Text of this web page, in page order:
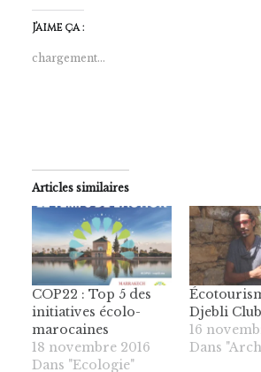
J’aime ça :
chargement…
Articles similaires
COP22 : Top 5 des
initiatives écolo-
marocaines
18 novembre 2016
Dans "Ecologie"
Djebli Club
16
Dans